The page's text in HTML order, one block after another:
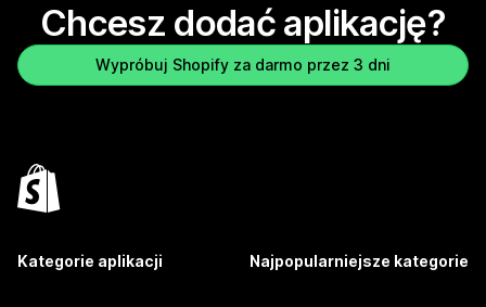
Chcesz dodać aplikację?
Wypróbuj Shopify za darmo przez 3 dni
Kategorie aplikacji Najpopularniejsze kategorie